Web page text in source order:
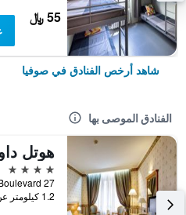
55 ﷼
شاهد أرخص الفنادق في صوفيا
الفنادق الموصى بها
هوتل
4 نجوم
1.2 كيلومتر عن وسط المدينة